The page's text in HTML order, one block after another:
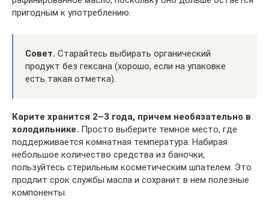
пригодным к употреблению.
Совет. Старайтесь выбирать органический
продукт без гексана (хорошо, если на упаковке
есть такая отметка).
Карите хранится 2–3 года, причем необязательно в
холодильнике. Просто выберите темное место, где
поддерживается комнатная температура. Набирая
небольшое количество средства из баночки,
пользуйтесь стерильным косметическим шпателем. Это
продлит срок службы масла и сохранит в нем полезные
компоненты.